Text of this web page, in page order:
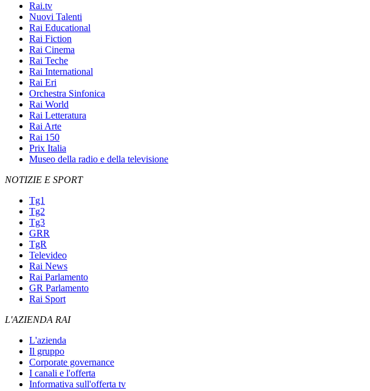
Rai.tv
Nuovi Talenti
Rai Educational
Rai Fiction
Rai Cinema
Rai Teche
Rai International
Rai Eri
Orchestra Sinfonica
Rai World
Rai Letteratura
Rai Arte
Rai 150
Prix Italia
Museo della radio e della televisione
NOTIZIE E SPORT
Tg1
Tg2
Tg3
GRR
TgR
Televideo
Rai News
Rai Parlamento
GR Parlamento
Rai Sport
L'AZIENDA RAI
L'azienda
Il gruppo
Corporate governance
I canali e l'offerta
Informativa sull'offerta tv